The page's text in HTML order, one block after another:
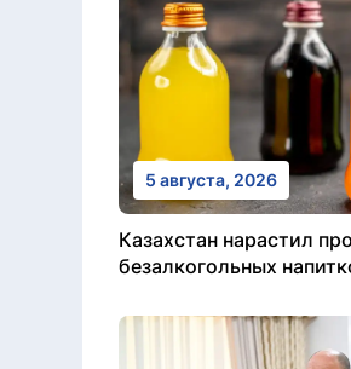
5 августа, 2026
Казахстан нарастил
безалкогольных